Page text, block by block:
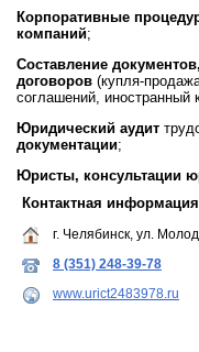
Корпоративные
компаний;
Составление
договоров (купля-
соглашений, иностранный
Юридический аудит
документации;
Юристы, консультации
Контактная информация
г. Челябинск, ул.
8 (351) 248-39-78
www.urict2483978.ru